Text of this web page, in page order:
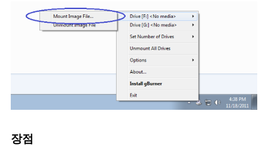
장점